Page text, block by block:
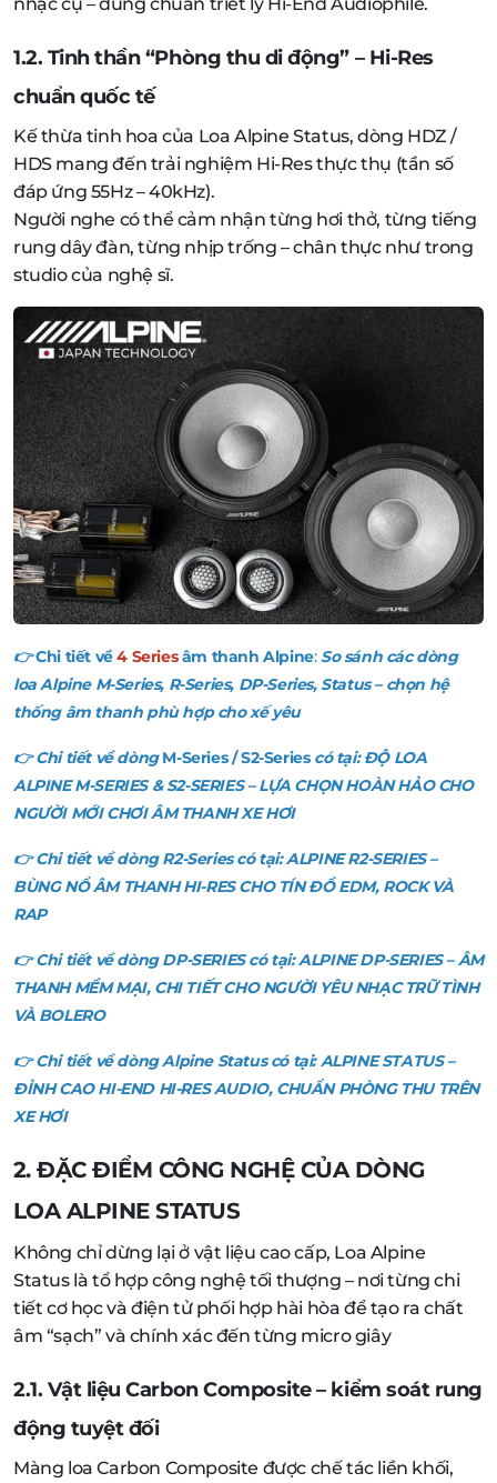
1.2. Tinh thần “Phòng thu di động” – Hi-Res
chuẩn quốc tế
Kế thừa tinh hoa của Loa Alpine Status, dòng HDZ /
HDS mang đến trải nghiệm Hi-Res thực thụ (tần số
đáp ứng 55Hz – 40kHz).
Người nghe có thể cảm nhận từng hơi thở, từng tiếng
rung dây đàn, từng nhịp trống – chân thực như trong
studio của nghệ sĩ.
👉Chi tiết về4 Seriesâm thanh Alpine: So sánh các dòng
loa Alpine M-Series, R-Series, DP-Series, Status – chọn hệ
thống âm thanh phù hợp cho xế yêu
👉 Chi tiết về dòngM-Series / S2-Series có tại:ĐỘ LOA
ALPINE M-SERIES & S2-SERIES – LỰA CHỌN HOÀN HẢO CHO
NGƯỜI MỚI CHƠI ÂM THANH XE HƠI
👉 Chi tiết về dòngR2-Seriescó tại:ALPINE R2-SERIES –
BÙNG NỔ ÂM THANH HI-RES CHO TÍN ĐỒ EDM, ROCK VÀ
RAP
👉 Chi tiết về dòngDP-SERIEScó tại: ALPINE DP-SERIES – ÂM
THANH MỀM MẠI, CHI TIẾT CHO NGƯỜI YÊU NHẠC TRỮ TÌNH
VÀ BOLERO
👉 Chi tiết về dòngAlpine Statuscó tại:ALPINE STATUS –
ĐỈNH CAO HI-END HI-RES AUDIO, CHUẨN PHÒNG THU TRÊN
XE HƠI
2. ĐẶC ĐIỂM CÔNG NGHỆ CỦA DÒNG
LOA ALPINE STATUS
Không chỉ dừng lại ở vật liệu cao cấp, Loa Alpine
Status là tổ hợp công nghệ tối thượng – nơi từng chi
tiết cơ học và điện tử phối hợp hài hòa để tạo ra chất
âm “sạch” và chính xác đến từng micro giây
2.1. Vật liệu Carbon Composite – kiểm soát rung
động tuyệt đối
Màng loa Carbon Composite được chế tác liền khối,